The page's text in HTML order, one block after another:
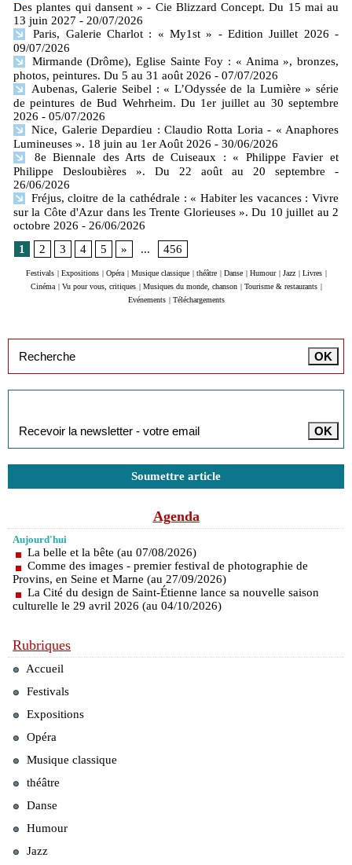
Des plantes qui dansent » - Cie Blizzard Concept. Du 15 mai au
13 juin 2027 - 20/07/2026
Paris, Galerie Charlot : « My1st » - Edition Juillet 2026 -
09/07/2026
Mirmande (Drôme), Eglise Sainte Foy : « Anima », bronzes,
photos, peintures. Du 5 au 31 août 2026 - 07/07/2026
Aubenas, Galerie Seibel : « L’Odyssée de la Lumière » série
de peintures de Bud Wehrheim. Du 1er juillet au 30 septembre
2026 - 05/07/2026
Nice, Galerie Depardieu : Claudio Rotta Loria - « Anaphores
Lumineuses ». 18 juin au 1er Août 2026 - 30/06/2026
8e Biennale des Arts de Cuiseaux : « Philippe Favier et
Philippe Desloubières ». Du 22 août au 20 septembre
-
26/06/2026
Fréjus, cloitre de la cathédrale : « Habiter les vacances : Vivre
sur la Côte d'Azur dans les Trente Glorieuses ». Du 10 juillet au 2
octobre 2026 - 26/06/2026
1
2 3 4 5 » ... 456
Festivals Expositions Opéra Musique classique théâtre Danse Humour Jazz Livres
Cinéma
Vu pour vous, critiques Musiques du monde, chanson Tourisme & restaurants
Evénements
Téléchargements
Soumettre article
Agenda
Aujourd'hui
La belle et la bête (au 07/08/2026)
Comme des images - premier festival de photographie de
Provins, en Seine et Marne (au 27/09/2026)
La Cité du design de Saint-Étienne lance sa nouvelle saison
culturelle le 29 avril 2026 (au 04/10/2026)
Rubriques
Accueil
Festivals
Expositions
Opéra
Musique classique
théâtre
Danse
Humour
Jazz